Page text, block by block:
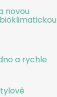
novou
a rychle